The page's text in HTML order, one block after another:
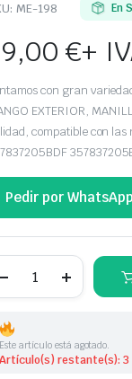
ME-198 En
€+
con gran
EXTERIOR,
compatible con las
Pedir por WhatsApp
EXTERIOR DELANTERA
357837208ABC
357837208A
357837205BDF
Este artículo está agotado.
Artículo(s) restante(s): 3